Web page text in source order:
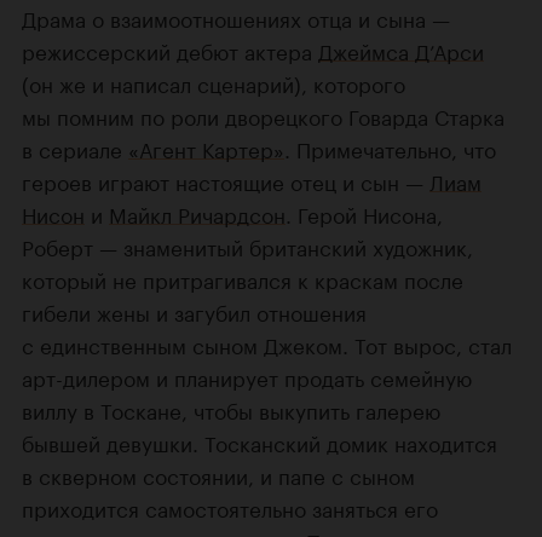
Драма о взаимоотношениях отца и сына —
режиссерский дебют актера Джеймса Д’Арси
(он же и написал сценарий), которого
мы помним по роли дворецкого Говарда Старка
в сериале «Агент Картер» . Примечательно, что
героев играют настоящие отец и сын — Лиам
Нисон и Майкл Ричардсон . Герой Нисона,
Роберт — знаменитый британский художник,
который не притрагивался к краскам после
гибели жены и загубил отношения
с единственным сыном Джеком. Тот вырос, стал
арт-дилером и планирует продать семейную
виллу в Тоскане, чтобы выкупить галерею
бывшей девушки. Тосканский домик находится
в скверном состоянии, и папе с сыном
приходится самостоятельно заняться его